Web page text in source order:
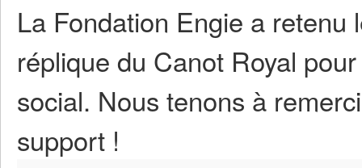
La Fondation Engie a
réplique du Canot Royal
social. Nous tenons à
support !